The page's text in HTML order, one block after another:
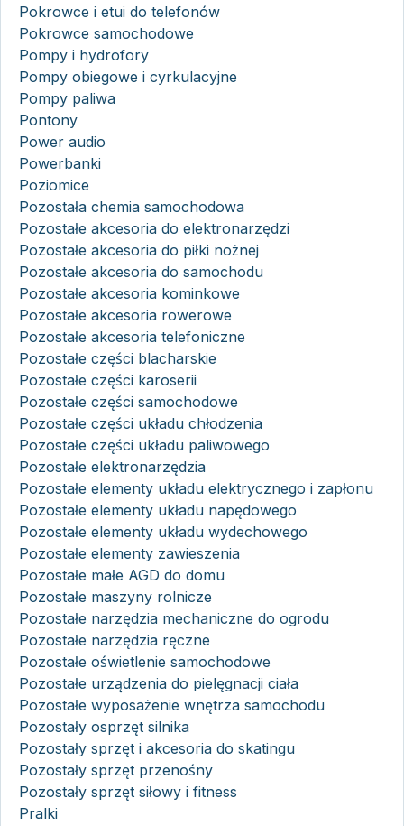
Pokrowce i etui do telefonów
Pokrowce samochodowe
Pompy i hydrofory
Pompy obiegowe i cyrkulacyjne
Pompy paliwa
Pontony
Power audio
Powerbanki
Poziomice
Pozostała chemia samochodowa
Pozostałe akcesoria do elektronarzędzi
Pozostałe akcesoria do piłki nożnej
Pozostałe akcesoria do samochodu
Pozostałe akcesoria kominkowe
Pozostałe akcesoria rowerowe
Pozostałe akcesoria telefoniczne
Pozostałe części blacharskie
Pozostałe części karoserii
Pozostałe części samochodowe
Pozostałe części układu chłodzenia
Pozostałe części układu paliwowego
Pozostałe elektronarzędzia
Pozostałe elementy układu elektrycznego i zapłonu
Pozostałe elementy układu napędowego
Pozostałe elementy układu wydechowego
Pozostałe elementy zawieszenia
Pozostałe małe AGD do domu
Pozostałe maszyny rolnicze
Pozostałe narzędzia mechaniczne do ogrodu
Pozostałe narzędzia ręczne
Pozostałe oświetlenie samochodowe
Pozostałe urządzenia do pielęgnacji ciała
Pozostałe wyposażenie wnętrza samochodu
Pozostały osprzęt silnika
Pozostały sprzęt i akcesoria do skatingu
Pozostały sprzęt przenośny
Pozostały sprzęt siłowy i fitness
Pralki